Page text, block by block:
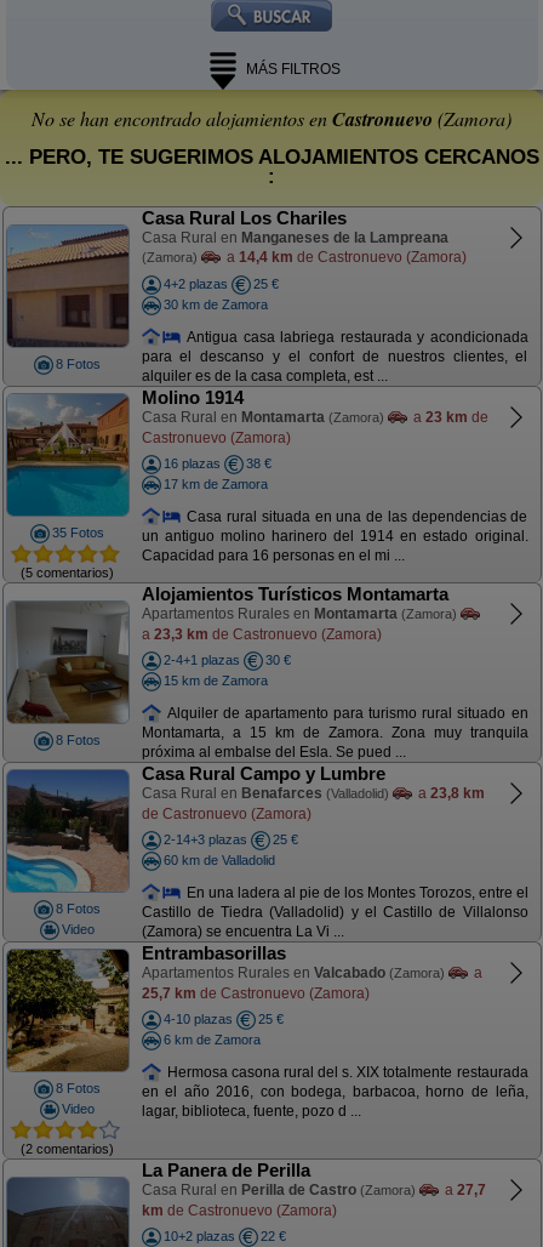
MÁS FILTROS
No se han encontrado alojamientos enCastronuevo (Zamora)
... PERO, TE SUGERIMOS ALOJAMIENTOS CERCANOS
:
8 Fotos
Casa Rural Los Chariles
Casa Rural en Manganeses de la Lampreana
(Zamora) a 14,4 km de Castronuevo (Zamora)
4+2 plazas
25 €
30 km de Zamora
Antigua casa labriega restaurada y acondicionada
para el descanso y el confort de nuestros clientes, el
alquiler es de la casa completa, est ...
35 Fotos
(5 comentarios)
Molino 1914
Casa Rural en Montamarta (Zamora) a 23 km de
Castronuevo (Zamora)
16 plazas
38 €
17 km de Zamora
Casa rural situada en una de las dependencias de
un antiguo molino harinero del 1914 en estado original.
Capacidad para 16 personas en el mi ...
8 Fotos
Alojamientos Turísticos Montamarta
Apartamentos Rurales en Montamarta (Zamora)
a 23,3 km de Castronuevo (Zamora)
2-4+1 plazas
30 €
15 km de Zamora
Alquiler de apartamento para turismo rural situado en
Montamarta, a 15 km de Zamora. Zona muy tranquila
próxima al embalse del Esla. Se pued ...
8 Fotos
Video
Casa Rural Campo y Lumbre
Casa Rural en Benafarces (Valladolid) a 23,8 km
de Castronuevo (Zamora)
2-14+3 plazas
25 €
60 km de Valladolid
En una ladera al pie de los Montes Torozos, entre el
Castillo de Tiedra (Valladolid) y el Castillo de Villalonso
(Zamora) se encuentra La Vi ...
8 Fotos
Video
(2 comentarios)
Entrambasorillas
Apartamentos Rurales en Valcabado (Zamora)
a
25,7 km de Castronuevo (Zamora)
4-10 plazas
25 €
6 km de Zamora
Hermosa casona rural del s. XIX totalmente restaurada
en el año 2016, con bodega, barbacoa, horno de leña,
lagar, biblioteca, fuente, pozo d ...
La Panera de Perilla
Casa Rural en Perilla de Castro (Zamora) a 27,7
km de Castronuevo (Zamora)
10+2 plazas
22 €